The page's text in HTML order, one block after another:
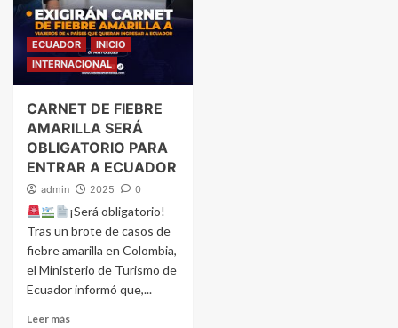
ECUADOR
INICIO
INTERNACIONAL
CARNET DE FIEBRE
AMARILLA SERÁ
OBLIGATORIO PARA
ENTRAR A ECUADOR
admin 2025 0
¡Será obligatorio!
Tras un brote de casos de
fiebre amarilla en Colombia,
el Ministerio de Turismo de
Ecuador informó que,...
Leer más